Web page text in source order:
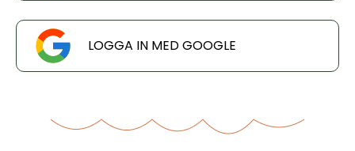
LOGGA IN MED GOOGLE